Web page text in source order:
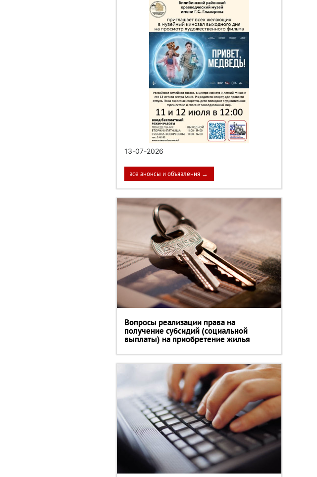
13-07-2026
все анонсы и объявления →
Вопросы реализации права на
получение субсидий (социальной
выплаты) на приобретение жилья